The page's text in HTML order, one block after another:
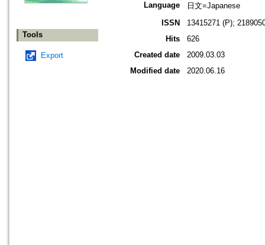
Tools
Export
Language
日文=Japanese
ISSN
13415271 (P);
Hits
626
Created date
2009.03.03
Modified date
2020.06.16